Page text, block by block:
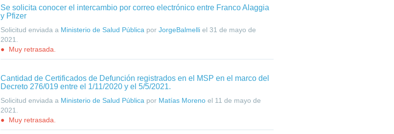
Se solicita conocer el intercambio por correo electrónico entre Franco Alaggia
y Pfizer
Solicitud enviada a Ministerio de Salud Pública por JorgeBalmelliel 31 de mayo de
2021
Muy retrasada.
Cantidad de Certificados de Defunción registrados en el MSP en el marco del
Decreto 276/019 entre el 1/11/2020 y el 5/5/2021.
Solicitud enviada a Ministerio de Salud Pública por Matías Morenoel 11 de mayo de
2021
Muy retrasada.